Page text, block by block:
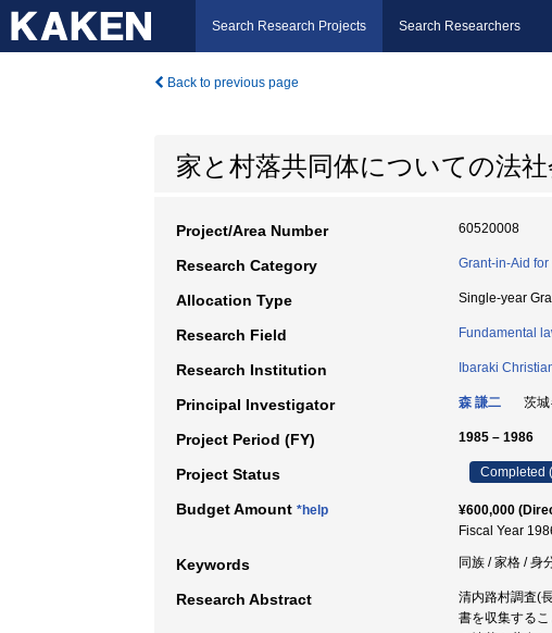
Search Research Projects Search Researchers
Back to previous page
家と村落共同体についての法
Project/Area Number 60520008
Research Category Grant-in-Aid
Allocation Type Single-year
Research Field Fundamental
Research Institution Ibaraki
Principal Investigator 森 謙二 茨
Project Period (FY) 1985 – 1986
Project Status Completed
Budget Amount *help
¥600,000
Fiscal Year
Keywords 同族 / 家格 / 身
Research Abstract
清内路村調査(
書を収集する